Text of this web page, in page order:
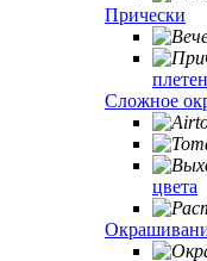
Прически
Сложное
цвета